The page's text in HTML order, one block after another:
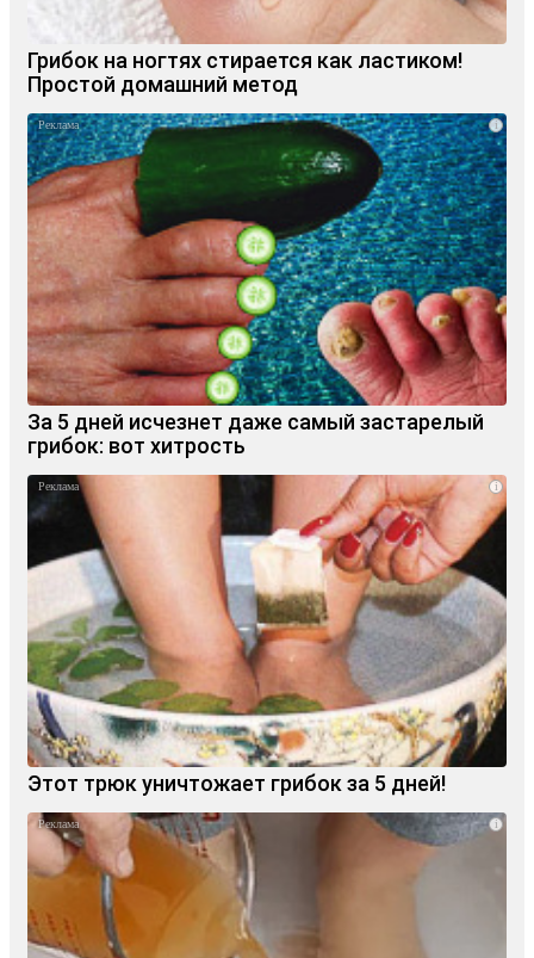
Грибок на ногтях стирается как ластиком!
Простой домашний метод
i
За 5 дней исчезнет даже самый застарелый
грибок: вот хитрость
i
Этот трюк уничтожает грибок за 5 дней!
i